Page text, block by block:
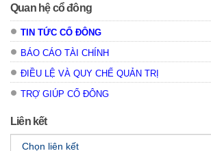
Quan hệ cổ đông
TIN TỨC CỔ ĐÔNG
BÁO CÁO TÀI CHÍNH
ĐIỀU LỆ VÀ QUY CHẾ QUẢN TRỊ
TRỢ GIÚP CỔ ĐÔNG
Liên kết